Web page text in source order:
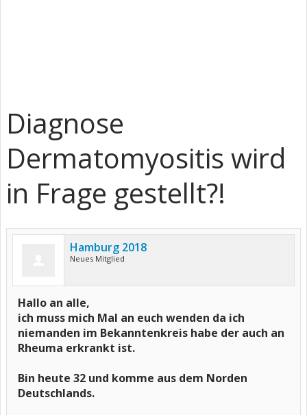
Diagnose
Dermatomyositis wird
in Frage gestellt?!
Hamburg 2018
Neues Mitglied
Hallo an alle,
ich muss mich Mal an euch wenden da ich
niemanden im Bekanntenkreis habe der auch an
Rheuma erkrankt ist.
Bin heute 32 und komme aus dem Norden
Deutschlands.